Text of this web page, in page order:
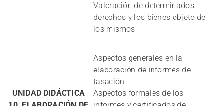
Valoración de determinados
derechos y los bienes objeto de
los mismos
UNIDAD DIDÁCTICA
Aspectos generales en la
elaboración de informes de
tasación
Aspectos formales de los